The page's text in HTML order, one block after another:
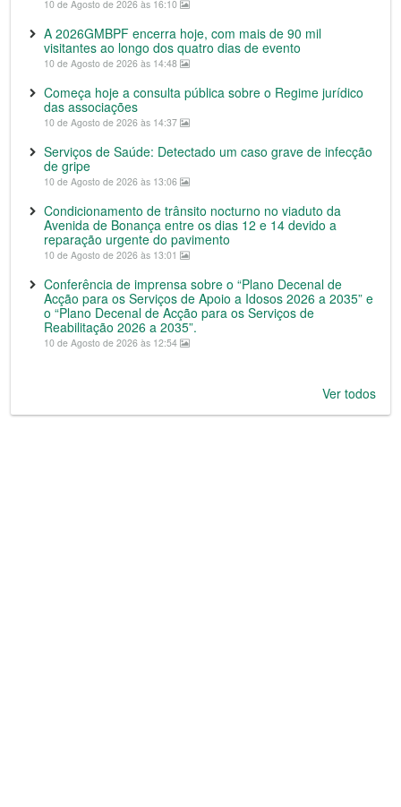
10 de Agosto de 2026 às 16:10
A 2026GMBPF encerra hoje, com mais de 90 mil
visitantes ao longo dos quatro dias de evento
10 de Agosto de 2026 às 14:48
Começa hoje a consulta pública sobre o Regime jurídico
das associações
10 de Agosto de 2026 às 14:37
Serviços de Saúde: Detectado um caso grave de infecção
de gripe
10 de Agosto de 2026 às 13:06
Condicionamento de trânsito nocturno no viaduto da
Avenida de Bonança entre os dias 12 e 14 devido a
reparação urgente do pavimento
10 de Agosto de 2026 às 13:01
Conferência de imprensa sobre o “Plano Decenal de
Acção para os Serviços de Apoio a Idosos 2026 a 2035” e
o “Plano Decenal de Acção para os Serviços de
Reabilitação 2026 a 2035”.
10 de Agosto de 2026 às 12:54
Ver todos